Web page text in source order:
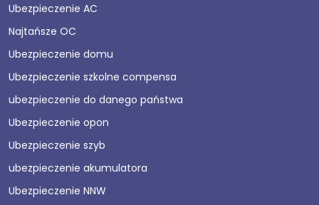
Ubezpieczenie AC
Najtańsze OC
Ubezpieczenie domu
Ubezpieczenie szkolne compensa
ubezpieczenie do danego państwa
Ubezpieczenie opon
Ubezpieczenie szyb
ubezpieczenie akumulatora
Ubezpieczenie NNW